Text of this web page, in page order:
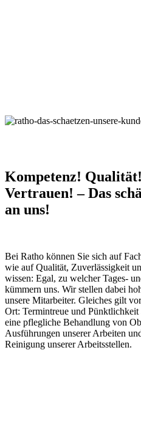
Kompetenz!
Vertrauen! – Das
an uns!
Bei Ratho können Sie sich auf
wie auf Qualität, Zuverlässigkeit
wissen: Egal, zu welcher Tages-
kümmern uns. Wir stellen dabei
unsere Mitarbeiter. Gleiches gilt vor
Ort: Termintreue und
eine pflegliche Behandlung von
Ausführungen unserer Arbeiten
Reinigung unserer Arbeitsstellen.